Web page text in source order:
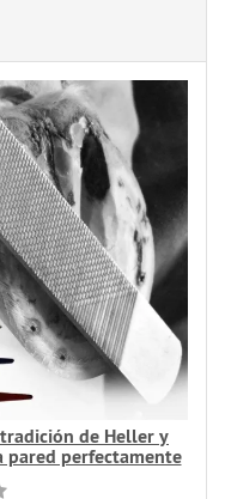
de Heller y
perfectamente